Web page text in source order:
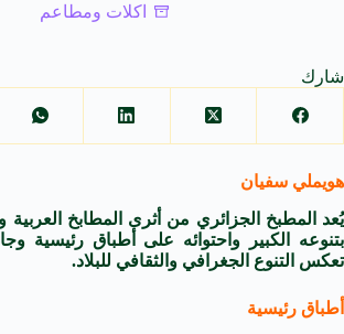
اكلات ومطاعم
شارك
هويملي سفيان
يُعد المطبخ الجزائري من أثرى المطابخ العربية
بتنوعه الكبير واحتوائه على أطباق رئيسية
تعكس التنوع الجغرافي والثقافي للبلاد.
أطباق رئيسية